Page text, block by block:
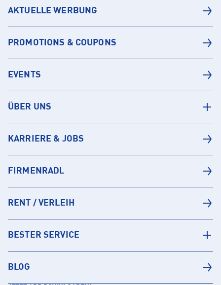
AKTUELLE WERBUNG
PROMOTIONS & COUPONS
EVENTS
ÜBER UNS
KARRIERE & JOBS
FIRMENRADL
RENT / VERLEIH
BESTER SERVICE
BLOG